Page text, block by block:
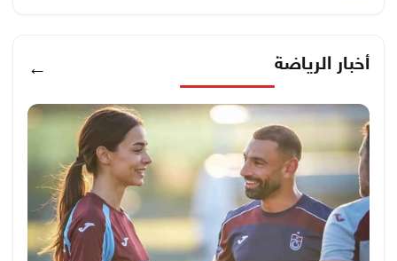
أخبار الرياضة ←